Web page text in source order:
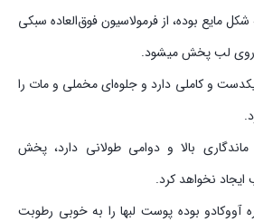
مایع بوده، از فرمولاسیون فوق‌العاده سبکی
روی لب پخش میشود.
و کاملی دارد و جلوه‌ای مخملی و مات را
بالا و دوامی طولانی دارد، پخش
نخواهد کرد.
آووکادو بوده پوست لبها را به خوبی رطوبت